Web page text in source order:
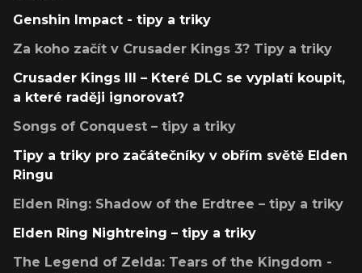
Genshin Impact - tipy a triky
Za koho začít v Crusader Kings 3? Tipy a triky
Crusader Kings III – Které DLC se vyplatí koupit,
a které raději ignorovat?
Songs of Conquest – tipy a triky
Tipy a triky pro začátečníky v obřím světě Elden
Ringu
Elden Ring: Shadow of the Erdtree – tipy a triky
Elden Ring Nightreing – tipy a triky
The Legend of Zelda: Tears of the Kingdom -